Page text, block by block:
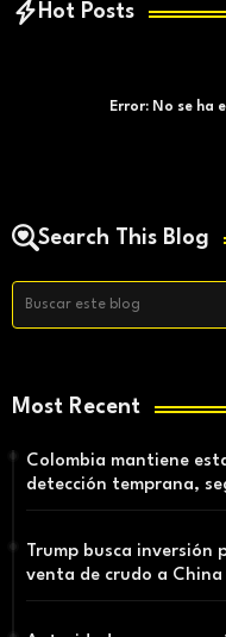
Hot Posts
Error:No se ha
Search This Blog
Most Recent
Colombia mantiene
detección temprana,
Trump busca
venta de crudo a China